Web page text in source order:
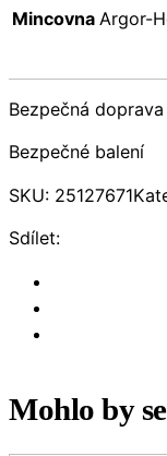
Mincovna Argor-
Bezpečná doprava
Bezpečné balení
SKU: 25127671
Sdílet:
Mohlo by